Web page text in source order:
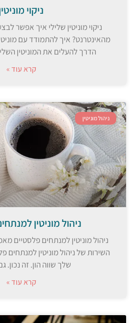
ניקוי
ניקוי מוניטין שלילי איך אפשר
מהאינטרנט? איך להתמודד עם
הדרך להעלים את המוניטין
קרא עוד »
ניהול מוניטין
ניהול מוניטין
ניהול מוניטין למנתחים פלסטיים
השירות של ניהול מוניטין
שלך שווה הון. זה
קרא עוד »